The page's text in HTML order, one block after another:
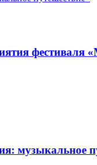
фестиваля
музыкальное